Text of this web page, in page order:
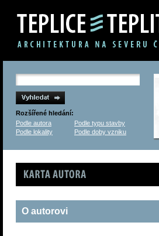
Rozšířené hledání:
Podle autora
Podle typu stavby
Podle lokality
Podle doby vzniku
Karta autora
O autorovi